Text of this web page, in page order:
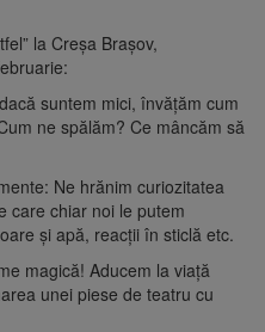
la Creșa Brașov,
suntem mici, învățăm cum
ne spălăm? Ce mâncăm să
Ne hrănim curiozitatea
care chiar noi le putem
și apă, reacții în sticlă etc.
magică! Aducem la viață
unei piese de teatru cu